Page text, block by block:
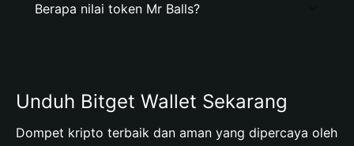
Berapa nilai token Mr Balls?
Unduh Bitget Wallet Sekarang
Dompet kripto terbaik dan aman yang dipercaya oleh